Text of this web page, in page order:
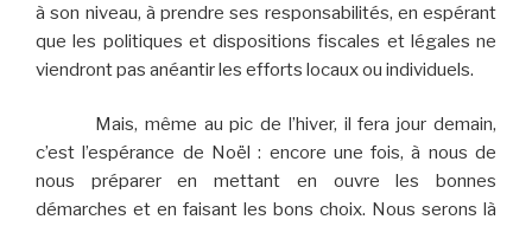
à son niveau, à prendre ses responsabilités, en espérant
que les politiques et dispositions fiscales et légales ne
viendront pas anéantir les efforts locaux ou individuels.
Mais, même au pic de l’hiver, il fera jour demain,
c’est l’espérance de Noël : encore une fois, à nous de
nous préparer en mettant en ouvre les bonnes
démarches et en faisant les bons choix. Nous serons là